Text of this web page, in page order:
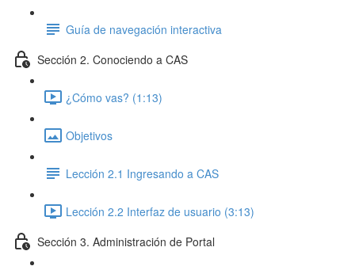
Guía de navegación interactiva
Sección 2. Conociendo a CAS
¿Cómo vas? (1:13)
Objetivos
Lección 2.1 Ingresando a CAS
Lección 2.2 Interfaz de usuario (3:13)
Sección 3. Administración de Portal